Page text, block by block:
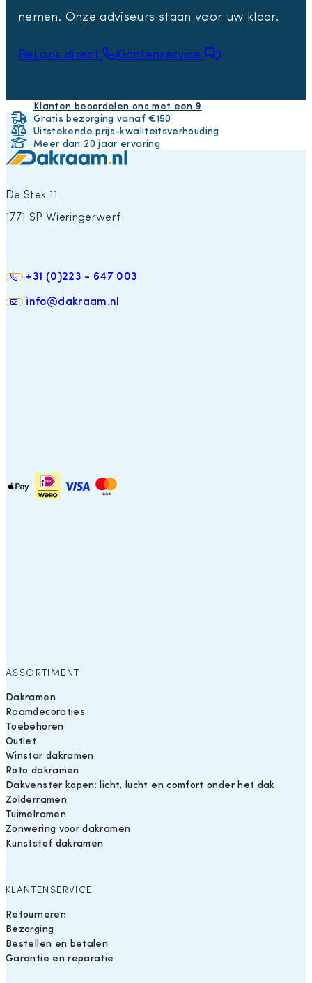
nemen. Onze adviseurs staan voor uw klaar.
Bel ons direct Klantenservice
Klanten beoordelen ons met een 9
Gratis bezorging vanaf €150
Uitstekende prijs-kwaliteitsverhouding
Meer dan 20 jaar ervaring
De Stek 11
1771 SP Wieringerwerf
+31 (0)223 - 647 003
info@dakraam.nl
ASSORTIMENT
Dakramen
Raamdecoraties
Toebehoren
Outlet
Winstar dakramen
Roto dakramen
Dakvenster kopen: licht, lucht en comfort onder het dak
Zolderramen
Tuimelramen
Zonwering voor dakramen
Kunststof dakramen
KLANTENSERVICE
Retourneren
Bezorging
Bestellen en betalen
Garantie en reparatie